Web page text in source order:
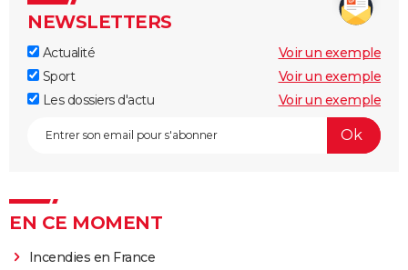
NEWSLETTERS
Actualité
Voir un exemple
Sport
Voir un exemple
Les dossiers d'actu
Voir un exemple
EN CE MOMENT
Incendies en France